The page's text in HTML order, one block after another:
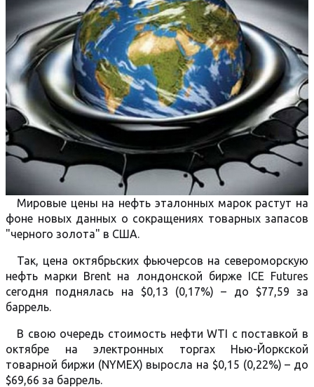
Мировые цены на нефть эталонных марок растут на
фоне новых данных о сокращениях товарных запасов
"черного золота" в США.
Так, цена октябрьских фьючерсов на североморскую
нефть марки Brent на лондонской бирже ICE Futures
сегодня поднялась на $0,13 (0,17%) – до $77,59 за
баррель.
В свою очередь стоимость нефти WTI с поставкой в
октябре на электронных торгах Нью-Йоркской
товарной биржи (NYMEX) выросла на $0,15 (0,22%) – до
$69,66 за баррель.